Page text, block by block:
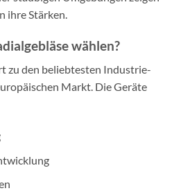
ihre Stärken.
wählen?
zu den beliebtesten Industrie-
Markt. Die Geräte